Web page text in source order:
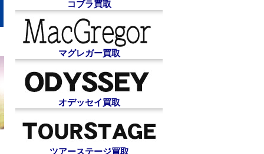
コブラ買取
マグレガー買取
オデッセイ買取
ツアーステージ買取